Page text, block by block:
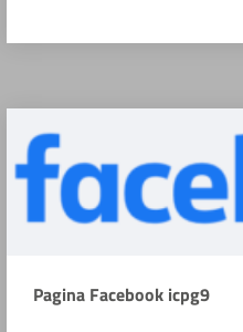
Pagina Facebook icpg9